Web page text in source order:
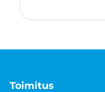
että leivän sijaan
Toimitus